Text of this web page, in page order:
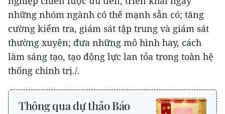
những nhóm ngành có thế mạnh sẵn có; tăng
cường kiểm tra, giám sát tập trung và giám sát
thường xuyên; đưa những mô hình hay, cách
làm sáng tạo, tạo động lực lan tỏa trong toàn hệ
thống chính trị./.
Thông qua dự thảo Báo